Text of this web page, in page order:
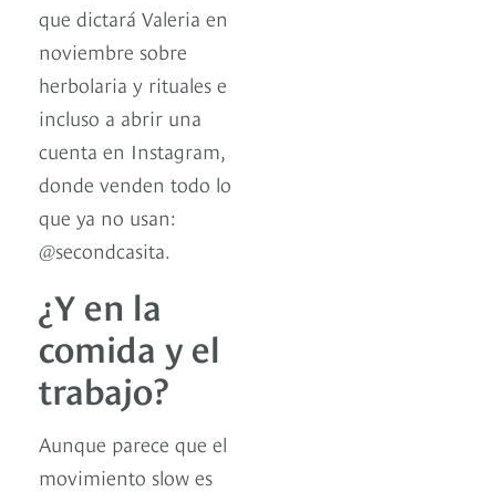
que dictará Valeria en
noviembre sobre
herbolaria y rituales e
incluso a abrir una
cuenta en Instagram,
donde venden todo lo
que ya no usan:
@secondcasita.
¿Y en la
comida y el
trabajo?
Aunque parece que el
movimiento slow es